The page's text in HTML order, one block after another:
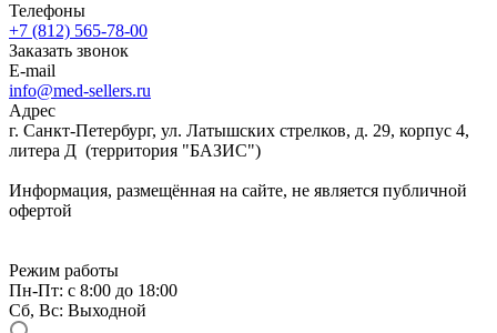
Телефоны
+7 (812) 565-78-00
Заказать звонок
E-mail
info@med-sellers.ru
Адрес
г. Санкт-Петербург, ул. Латышских стрелков, д. 29, корпус 4,
литера Д (территория "БАЗИС")
Информация, размещённая на сайте, не является публичной
офертой
Режим работы
Пн-Пт: с 8:00 до 18:00
Сб, Вс: Выходной